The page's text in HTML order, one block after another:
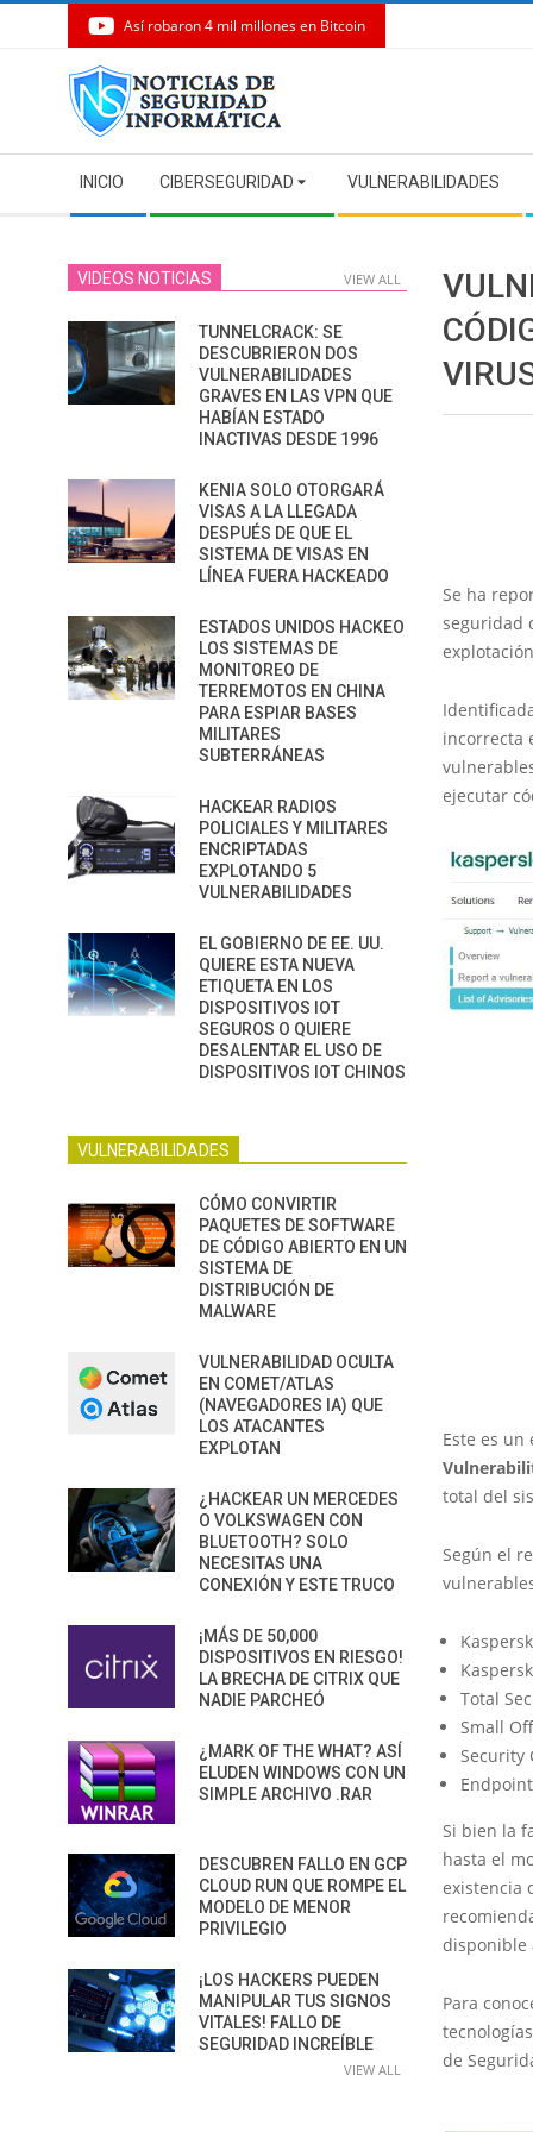
Así robaron 4 mil millones en Bitcoin
Navigation
Menu
INICIO CIBERSEGURIDAD VULNERABILIDADES
Se ha
seguridad
incorrecta
ejecutar
Este es
total del
Según el
Total
Small
Security
Si bien la
hasta el
existencia
disponible
Para
de
VIDEOS NOTICIAS VIEW ALL
TUNNELCRACK: SE
DESCUBRIERON DOS
VULNERABILIDADES
GRAVES EN LAS VPN QUE
HABÍAN ESTADO
INACTIVAS DESDE 1996
KENIA SOLO OTORGARÁ
VISAS A LA LLEGADA
DESPUÉS DE QUE EL
SISTEMA DE VISAS EN
LÍNEA FUERA HACKEADO
ESTADOS UNIDOS HACKEO
LOS SISTEMAS DE
MONITOREO DE
TERREMOTOS EN CHINA
PARA ESPIAR BASES
MILITARES
SUBTERRÁNEAS
HACKEAR RADIOS
POLICIALES Y MILITARES
ENCRIPTADAS
EXPLOTANDO 5
VULNERABILIDADES
EL GOBIERNO DE EE. UU.
QUIERE ESTA NUEVA
ETIQUETA EN LOS
DISPOSITIVOS IOT
SEGUROS O QUIERE
DESALENTAR EL USO DE
DISPOSITIVOS IOT CHINOS
VULNERABILIDADES
CÓMO CONVIRTIR
PAQUETES DE SOFTWARE
DE CÓDIGO ABIERTO EN UN
SISTEMA DE
DISTRIBUCIÓN DE
MALWARE
VULNERABILIDAD OCULTA
EN COMET/ATLAS
(NAVEGADORES IA) QUE
LOS ATACANTES
EXPLOTAN
¿HACKEAR UN MERCEDES
O VOLKSWAGEN CON
BLUETOOTH? SOLO
NECESITAS UNA
CONEXIÓN Y ESTE TRUCO
¡MÁS DE 50,000
DISPOSITIVOS EN RIESGO!
LA BRECHA DE CITRIX QUE
NADIE PARCHEÓ
¿MARK OF THE WHAT? ASÍ
ELUDEN WINDOWS CON UN
SIMPLE ARCHIVO .RAR
DESCUBREN FALLO EN GCP
CLOUD RUN QUE ROMPE EL
MODELO DE MENOR
PRIVILEGIO
¡LOS HACKERS PUEDEN
MANIPULAR TUS SIGNOS
VITALES! FALLO DE
SEGURIDAD INCREÍBLE
VIEW ALL